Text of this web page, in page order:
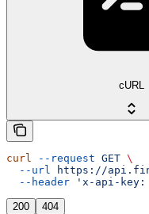
cURL
curl --request GET \
  --url
https://
  --header
'x-api-key:
200 404